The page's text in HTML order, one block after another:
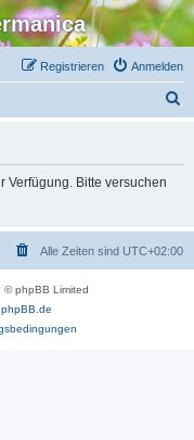
Anmelden
Registrieren
Verfügung. Bitte versuchen
Alle Zeiten sind UTC+02:00
© phpBB Limited
phpBB.de